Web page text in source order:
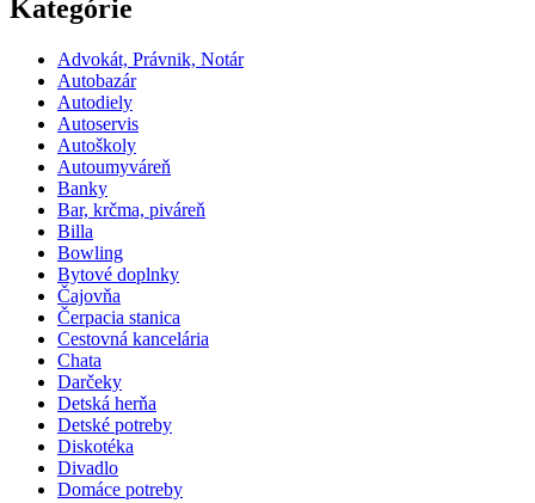
Kategórie
Advokát, Právnik, Notár
Autobazár
Autodiely
Autoservis
Autoškoly
Autoumyváreň
Banky
Bar, krčma, piváreň
Billa
Bowling
Bytové doplnky
Čajovňa
Čerpacia stanica
Cestovná kancelária
Chata
Darčeky
Detská herňa
Detské potreby
Diskotéka
Divadlo
Domáce potreby